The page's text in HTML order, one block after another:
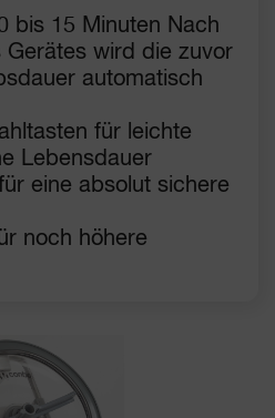
bis 15 Minuten Nach
wird die zuvor
automatisch
für leichte
Lebensdauer
eine absolut sichere
noch höhere